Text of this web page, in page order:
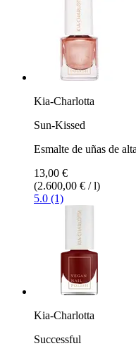
Kia-Charlotta
Sun-Kissed
Esmalte de uñas de
13,00 €
(2.600,00 € / l)
5.0 (1)
Kia-Charlotta
Successful